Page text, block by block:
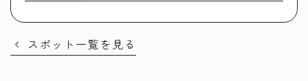
スポット一覧を見る